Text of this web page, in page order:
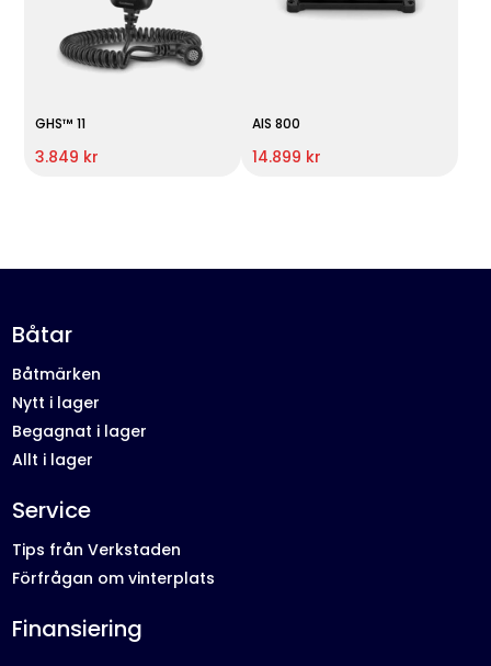
GHS™ 11
3.849 kr
AIS 800
14.899 kr
Båtar
Båtmärken
Nytt i lager
Begagnat i lager
Allt i lager
Service
Tips från Verkstaden
Förfrågan om vinterplats
Finansiering